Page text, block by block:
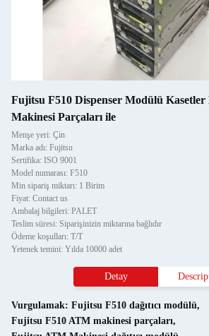
Fujitsu F510 Dispenser Modülü Kasetler
Makinesi Parçaları ile
Menşe yeri: Çin
Marka adı: Fujitsu
Sertifika: ISO 9001
Model numarası: F510
Min sipariş miktarı: 1 Birim
Fiyat: Contact us
Ambalaj bilgileri: PALET
Teslim süresi: Siparişinizin miktarına bağlıdır
Ödeme koşulları: T/T
Yetenek temini: Yılda 10000 adet
Detay
Vurgulamak: Fujitsu F510 dağıtıcı modülü,
Fujitsu F510 ATM makinesi parçaları,